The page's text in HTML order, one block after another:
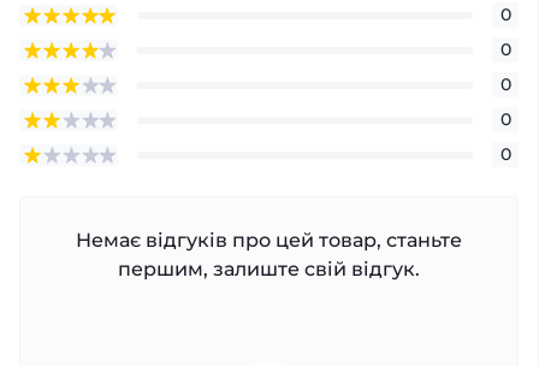
0
0
0
0
0
Немає відгуків про цей товар, станьте
першим, залиште свій відгук.